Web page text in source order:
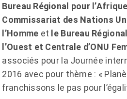
Bureau Régional pour
Commissariat des Nations
l’Homme et le Bureau
l’Ouest et Centrale d’ONU
associés pour la Journée
2016 avec pour thème : «
franchissons le pas pour